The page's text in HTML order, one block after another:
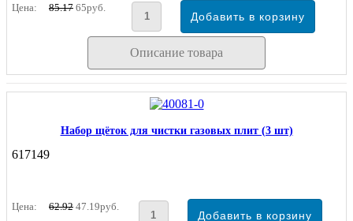
Цена: 85.17 65руб.
Описание товара
Набор щёток для чистки газовых плит (3 шт)
617149
Цена: 62.92 47.19руб.